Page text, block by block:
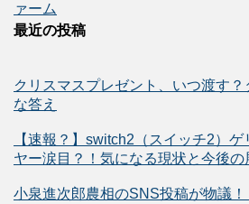
ァーム
最近の投稿
クリスマスプレゼント、いつ渡す
な答え
【速報？】switch2（スイッチ2）
ヤー涙目？！気になる現状と今後の
小泉進次郎農相のSNS投稿が物議